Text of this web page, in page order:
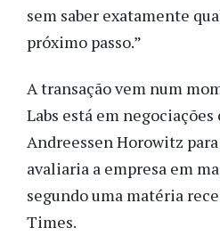
sem saber exatamente
próximo passo.”
A transação vem num
Labs está em negociações
Andreessen Horowitz
avaliaria a empresa em
segundo uma matéria
Times.